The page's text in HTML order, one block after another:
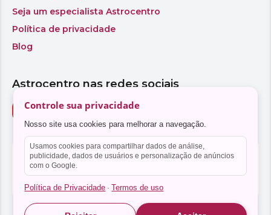
Controle sua privacidade
Nosso site usa cookies para melhorar a navegação.
Usamos cookies para compartilhar dados de análise,
publicidade, dados de usuários e personalização de anúncios
com o Google.
Política de Privacidade · Termos de uso